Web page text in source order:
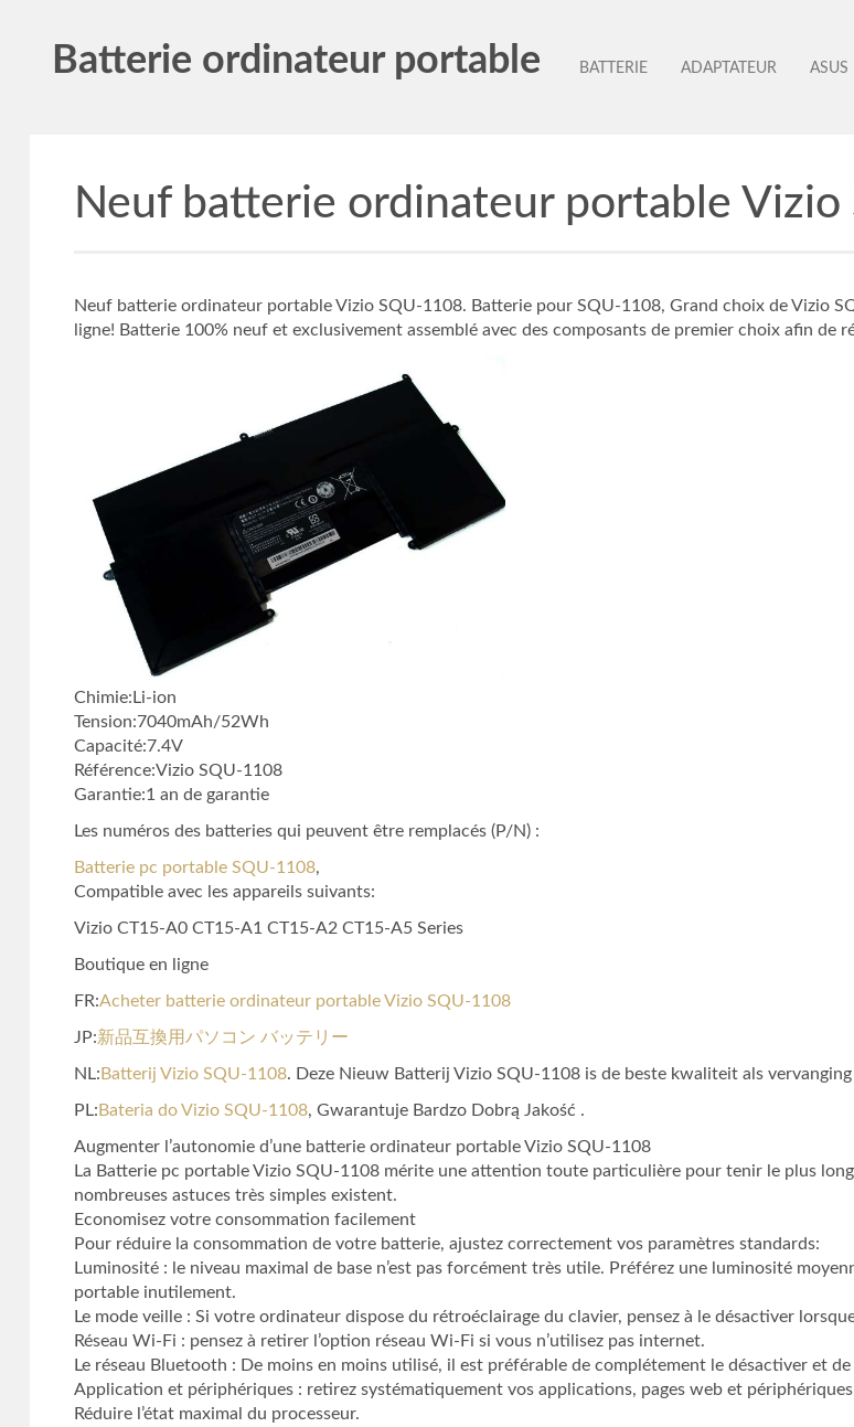
Batterie ordinateur portable BATTERIE ADAPTATEUR ASUS
Neuf batterie ordinateur portable
Neuf batterie ordinateur portable Vizio SQU-1108. Batterie pour SQU-1108, Grand choix de Vizio
ligne! Batterie 100% neuf et exclusivement assemblé avec des composants de premier choix afin de
Chimie:Li-ion
Tension:7040mAh/52Wh
Capacité:7.4V
Référence:Vizio SQU-1108
Garantie:1 an de garantie
Les numéros des batteries qui peuvent être remplacés (P/N) :
Batterie pc portable SQU-1108,
Compatible avec les appareils suivants:
Vizio CT15-A0 CT15-A1 CT15-A2 CT15-A5 Series
Boutique en ligne
FR:Acheter batterie ordinateur portable Vizio SQU-1108
JP:新品互換用パソコン バッテリー
NL: Batterij Vizio SQU-1108. Deze Nieuw Batterij Vizio SQU-1108 is de beste kwaliteit als
PL: Bateria do Vizio SQU-1108, Gwarantuje Bardzo Dobrą Jakość .
Augmenter l’autonomie d’une batterie ordinateur portable Vizio SQU-1108
La Batterie pc portable Vizio SQU-1108 mérite une attention toute particulière pour tenir le plus
nombreuses astuces très simples existent.
Economisez votre consommation facilement
Pour réduire la consommation de votre batterie, ajustez correctement vos paramètres standards:
Luminosité : le niveau maximal de base n’est pas forcément très utile. Préférez une luminosité
portable inutilement.
Le mode veille : Si votre ordinateur dispose du rétroéclairage du clavier, pensez à le désactiver
Réseau Wi-Fi : pensez à retirer l’option réseau Wi-Fi si vous n’utilisez pas internet.
Le réseau Bluetooth : De moins en moins utilisé, il est préférable de complétement le désactiver et
Application et périphériques : retirez systématiquement vos applications, pages web et
Réduire l’état maximal du processeur.